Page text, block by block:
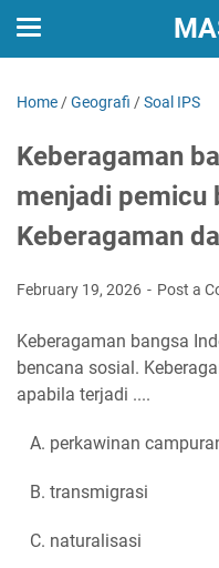
Home /Geografi /Soal IPS
Keberagaman
menjadi pemicu
Keberagaman
February 19, 2026 Post a
Keberagaman bangsa
bencana sosial.
apabila terjadi ....
A. perkawinan
B. transmigrasi
C. naturalisasi